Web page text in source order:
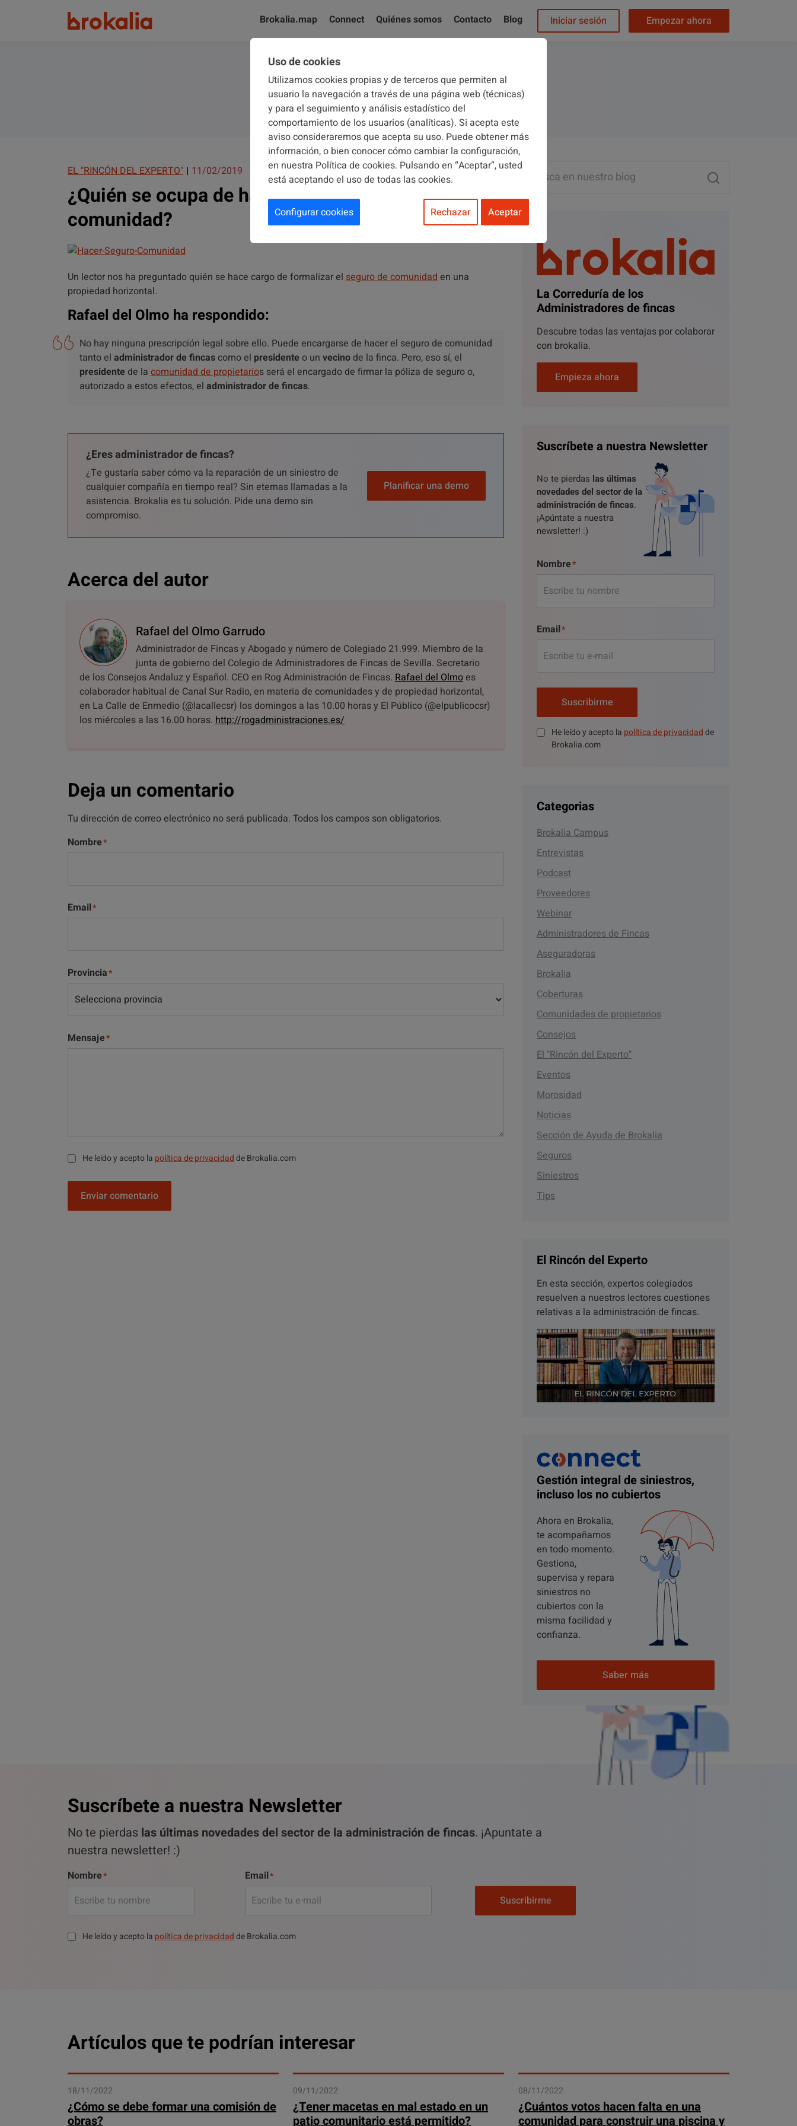
Brokalia.map Connect Quiénes somos Contacto Blog Iniciar sesión Empezar ahora
El blog de Brokalia
EL "RINCÓN DEL EXPERTO" 11/02/2019
¿Quién se ocupa de hacer el seguro de
comunidad?
Un lector nos ha preguntado quién se hace cargo de formalizar el seguro de comunidad en una
propiedad horizontal.
Rafael del Olmo ha respondido:
No hay ninguna prescripción legal sobre ello. Puede encargarse de hacer el seguro de comunidad
tanto el administrador de fincascomo el presidente o un vecino de la finca. Pero, eso sí, el
presidente de la comunidad de propietarios será el encargado de firmar la póliza de seguro o,
autorizado a estos efectos, el administrador de fincas.
¿Eres administrador de fincas?
¿Te gustaría saber cómo va la reparación de un siniestro de
cualquier compañía en tiempo real? Sin eternas llamadas a la
asistencia. Brokalia es tu solución. Pide una demo sin
compromiso.
Planificar una demo
Acerca del autor
Rafael del Olmo Garrudo
Administrador de Fincas y Abogado y número de Colegiado 21.999. Miembro de la
junta de gobierno del Colegio de Administradores de Fincas de Sevilla. Secretario
de los Consejos Andaluz y Español. CEO en Rog Administración de Fincas. Rafael del Olmo es
colaborador habitual de Canal Sur Radio, en materia de comunidades y de propiedad horizontal,
en La Calle de Enmedio (@lacallecsr) los domingos a las 10.00 horas y El Público (@elpublicocsr)
los miércoles a las 16.00 horas. http://rogadministraciones.es/
Deja un comentario
Tu dirección de correo electrónico no será publicada. Todos los campos son obligatorios.
Nombre
Email
Provincia
Mensaje
He leído y acepto la política de privacidadde Brokalia.com
Enviar comentario
La Correduría de los
Administradores de fincas
Descubre todas las ventajas por colaborar
con brokalia.
Empieza ahora
Suscríbete a nuestra Newsletter
No te pierdas las últimas
novedades del sector de la
administración de fincas.
¡Apúntate a nuestra
newsletter! :)
Nombre
Email
Suscribirme
He leído y acepto la política de privacidadde
Brokalia.com
Categorias
Brokalia Campus
Entrevistas
Podcast
Proveedores
Webinar
Administradores de Fincas
Aseguradoras
Brokalia
Coberturas
Comunidades de propietarios
Consejos
El "Rincón del Experto"
Eventos
Morosidad
Noticias
Sección de Ayuda de Brokalia
Seguros
Siniestros
Tips
El Rincón del Experto
En esta sección, expertos colegiados
resuelven a nuestros lectores cuestiones
relativas a la administración de fincas.
Gestión integral de siniestros,
incluso los no cubiertos
Ahora en Brokalia,
te acompañamos
en todo momento.
Gestiona,
supervisa y repara
siniestros no
cubiertos con la
misma facilidad y
confianza.
Saber más
Suscríbete a nuestra Newsletter
No te pierdas las últimas novedades del sector de la administración de fincas. ¡Apuntate a
nuestra newsletter! :)
Nombre
Email
Suscribirme
He leído y acepto la política de privacidadde Brokalia.com
Artículos que te podrían interesar
18/11/2022
¿Cómo se debe formar una comisión de
obras?
09/11/2022
¿Tener macetas en mal estado en un
patio comunitario está permitido?
08/11/2022
¿Cuántos votos hacen falta en una
comunidad para construir una piscina y
Uso de cookies
Utilizamos cookies propias y de terceros que permiten al
usuario la navegación a través de una página web (técnicas)
y para el seguimiento y análisis estadístico del
comportamiento de los usuarios (analíticas). Si acepta este
aviso consideraremos que acepta su uso. Puede obtener más
información, o bien conocer cómo cambiar la configuración,
en nuestra Política de cookies. Pulsando en “Aceptar”, usted
está aceptando el uso de todas las cookies.
Configurar cookies Rechazar Aceptar